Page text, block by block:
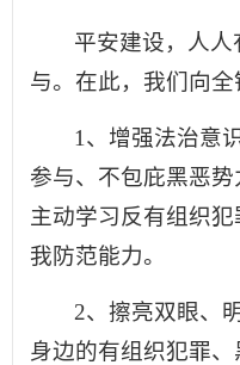
平安建设，人
与。在此，我们向全
1、增强法治意
参与、不包庇黑恶势
主动学习反有组织
我防范能力。
2、擦亮双眼、
身边的有组织犯罪、